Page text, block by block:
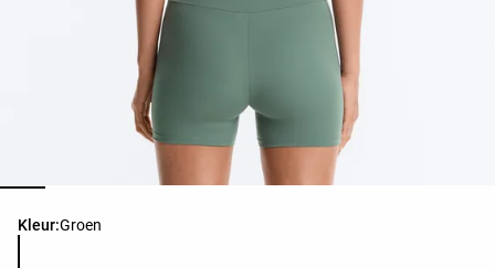
Kleur:Groen
Lijst met productkleuren